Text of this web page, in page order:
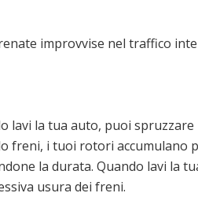
improvvise nel traffico
lavi la tua auto, puoi
freni, i tuoi rotori accumulano
la durata. Quando lavi la
usura dei freni.